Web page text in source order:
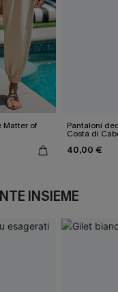
Matter of Pantaloni
Costa di
40,00 €
INSIEME